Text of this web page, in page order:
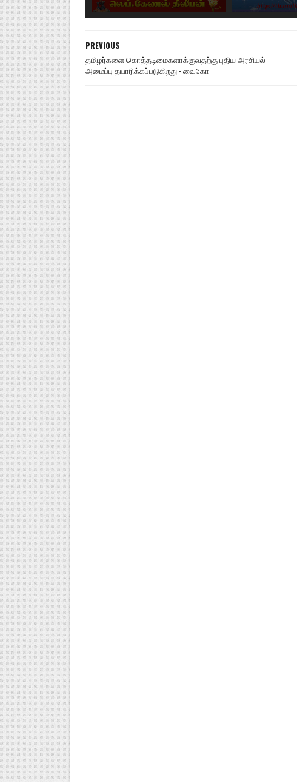
PREVIOUS
தமிழர்களை கொத்தடிமைகளாக்குவதற்கு புதிய அரசியல்
அமைப்பு தயாரிக்கப்படுகிறது - வைகோ